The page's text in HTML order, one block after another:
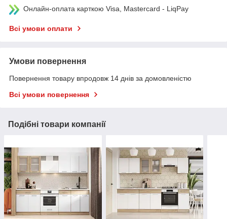
Онлайн-оплата карткою Visa, Mastercard - LiqPay
Всі умови оплати
Умови повернення
Повернення товару впродовж 14 днів за домовленістю
Всі умови повернення
Подібні товари компанії